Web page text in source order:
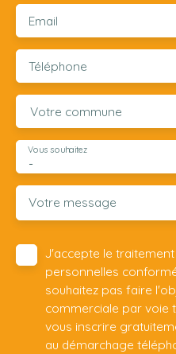
Email
Téléphone
Votre commune
-
Vous souhaitez
Votre message
J'accepte le
personnelles
souhaitez pas faire
commerciale par voie
vous inscrire
au démarchage